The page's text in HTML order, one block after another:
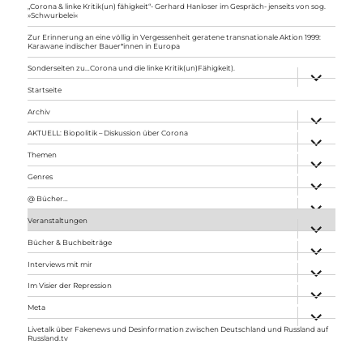
„Corona & linke Kritik(un) fähigkeit“- Gerhard Hanloser im Gespräch- jenseits von sog.
»Schwurbelei«
Zur Erinnerung an eine völlig in Vergessenheit geratene transnationale Aktion 1999:
Karawane indischer Bauer*innen in Europa
Sonderseiten zu…Corona und die linke Kritik(un)Fähigkeit).
anzeigen
Startseite
Archiv
anzeigen
AKTUELL: Biopolitik – Diskussion über Corona
anzeigen
Themen
anzeigen
Genres
anzeigen
@ Bücher…
Veranstaltungen
anzeigen
Bücher & Buchbeiträge
anzeigen
Interviews mit mir
anzeigen
Im Visier der Repression
anzeigen
Meta
anzeigen
Livetalk über Fakenews und Desinformation zwischen Deutschland und Russland auf
Russland.tv